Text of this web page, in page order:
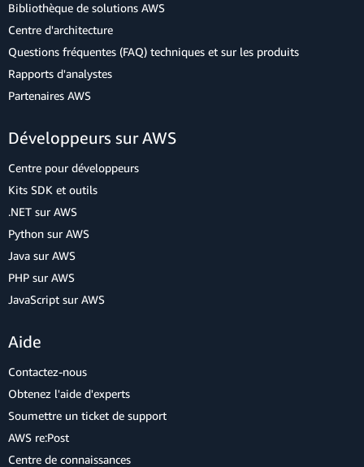
Bibliothèque de solutions AWS
Centre d'architecture
Questions fréquentes (FAQ) techniques et sur les produits
Rapports d'analystes
Partenaires AWS
Développeurs sur AWS
Centre pour développeurs
Kits SDK et outils
.NET sur AWS
Python sur AWS
Java sur AWS
PHP sur AWS
JavaScript sur AWS
Aide
Contactez-nous
Obtenez l'aide d'experts
Soumettre un ticket de support
AWS re:Post
Centre de connaissances